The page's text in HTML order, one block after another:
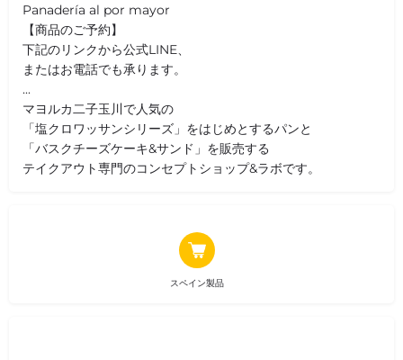
Panadería al por mayor
【商品のご予約】
下記のリンクから公式LINE、
またはお電話でも承ります。
...
マヨルカ二子玉川で人気の
「塩クロワッサンシリーズ」をはじめとするパンと
「バスクチーズケーキ&サンド」を販売する
テイクアウト専門のコンセプトショップ&ラボです。
スペイン製品